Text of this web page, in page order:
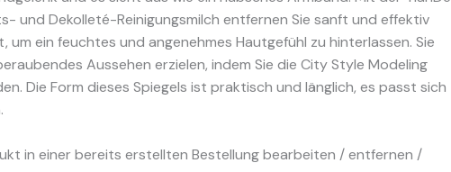
und Dekolleté-Reinigungsmilch entfernen Sie sanft und effektiv
um ein feuchtes und angenehmes Hautgefühl zu hinterlassen. Sie
Aussehen erzielen, indem Sie die City Style Modeling
Die Form dieses Spiegels ist praktisch und länglich, es passt sich
in einer bereits erstellten Bestellung bearbeiten / entfernen /